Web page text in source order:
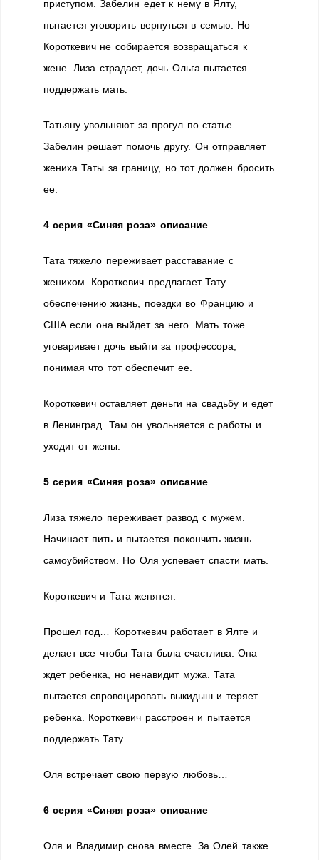
приступом. Забелин едет к нему в Ялту,
пытается уговорить вернуться в семью. Но
Короткевич не собирается возвращаться к
жене. Лиза страдает, дочь Ольга пытается
поддержать мать.
Татьяну увольняют за прогул по статье.
Забелин решает помочь другу. Он отправляет
жениха Таты за границу, но тот должен бросить
ее.
4 серия «Синяя роза» описание
Тата тяжело переживает расставание с
женихом. Короткевич предлагает Тату
обеспечению жизнь, поездки во Францию и
США если она выйдет за него. Мать тоже
уговаривает дочь выйти за профессора,
понимая что тот обеспечит ее.
Короткевич оставляет деньги на свадьбу и едет
в Ленинград. Там он увольняется с работы и
уходит от жены.
5 серия «Синяя роза» описание
Лиза тяжело переживает развод с мужем.
Начинает пить и пытается покончить жизнь
самоубийством. Но Оля успевает спасти мать.
Короткевич и Тата женятся.
Прошел год… Короткевич работает в Ялте и
делает все чтобы Тата была счастлива. Она
ждет ребенка, но ненавидит мужа. Тата
пытается спровоцировать выкидыш и теряет
ребенка. Короткевич расстроен и пытается
поддержать Тату.
Оля встречает свою первую любовь…
6 серия «Синяя роза» описание
Оля и Владимир снова вместе. За Олей также